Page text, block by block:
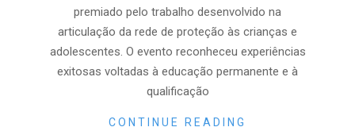
premiado pelo trabalho desenvolvido na
articulação da rede de proteção às crianças e
adolescentes. O evento reconheceu experiências
exitosas voltadas à educação permanente e à
qualificação
CONTINUE READING